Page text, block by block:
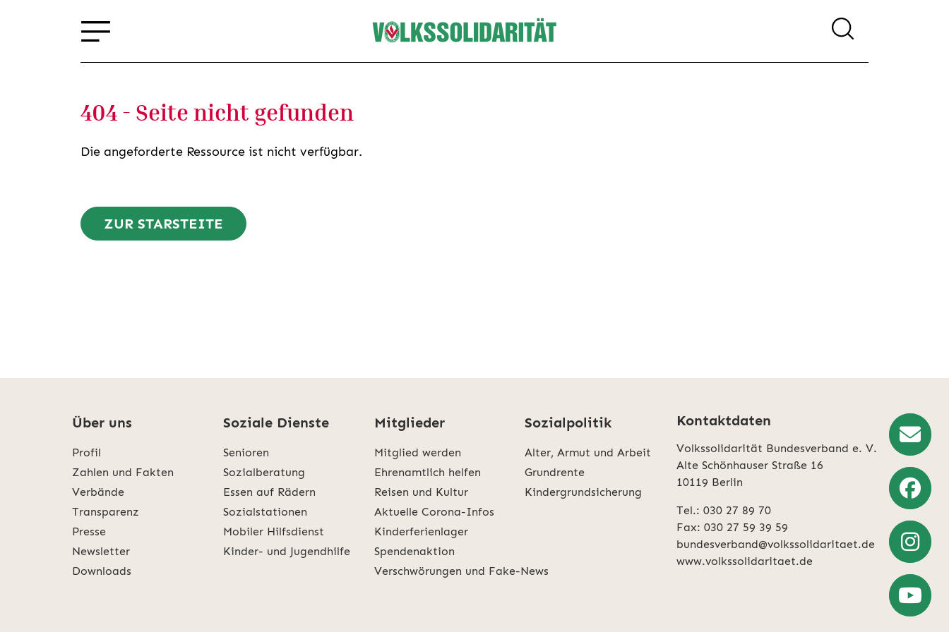
404 - Seite nicht gefunden
Die angeforderte Ressource ist nicht verfügbar.
ZUR STARSTEITE
Über uns
Profil
Zahlen und Fakten
Verbände
Transparenz
Presse
Newsletter
Downloads
Soziale Dienste
Senioren
Sozialberatung
Essen auf Rädern
Sozialstationen
Mobiler Hilfsdienst
Kinder- und Jugendhilfe
Mitglieder
Mitglied werden
Ehrenamtlich helfen
Reisen und Kultur
Aktuelle Corona-Infos
Kinderferienlager
Spendenaktion
Verschwörungen und Fake-News
Sozialpolitik
Alter, Armut und Arbeit
Grundrente
Kindergrundsicherung
Kontaktdaten
Volkssolidarität Bundesverband e. V.
Alte Schönhauser Straße 16
10119 Berlin
Tel.: 030 27 89 70
Fax: 030 27 59 39 59
bundesverband@volkssolidaritaet.de
www.volkssolidaritaet.de
Weiter
zu
Facebook
Weiter
zu